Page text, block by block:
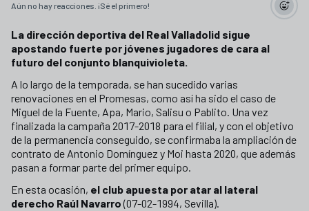
Aún no hay reacciones. ¡Sé el primero!
La dirección deportiva del Real Valladolid sigue
apostando fuerte por jóvenes jugadores de cara al
futuro del conjunto blanquivioleta.
A lo largo de la temporada, se han sucedido varias
renovaciones en el Promesas, como así ha sido el caso de
Miguel de la Fuente, Apa, Mario, Salisu o Pablito. Una vez
finalizada la campaña 2017-2018 para el filial, y con el objetivo
de la permanencia conseguido, se confirmaba la ampliación de
contrato de Antonio Domínguez y Moi hasta 2020, que además
pasan a formar parte del primer equipo.
En esta ocasión, el club apuesta por atar al lateral
derecho Raúl Navarro(07-02-1994, Sevilla).